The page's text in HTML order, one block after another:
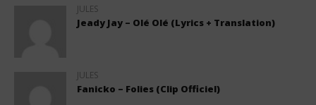
JULES
Jeady Jay – Olé Olé (Lyrics + Translation)
JULES
Fanicko – Folies (Clip Officiel)